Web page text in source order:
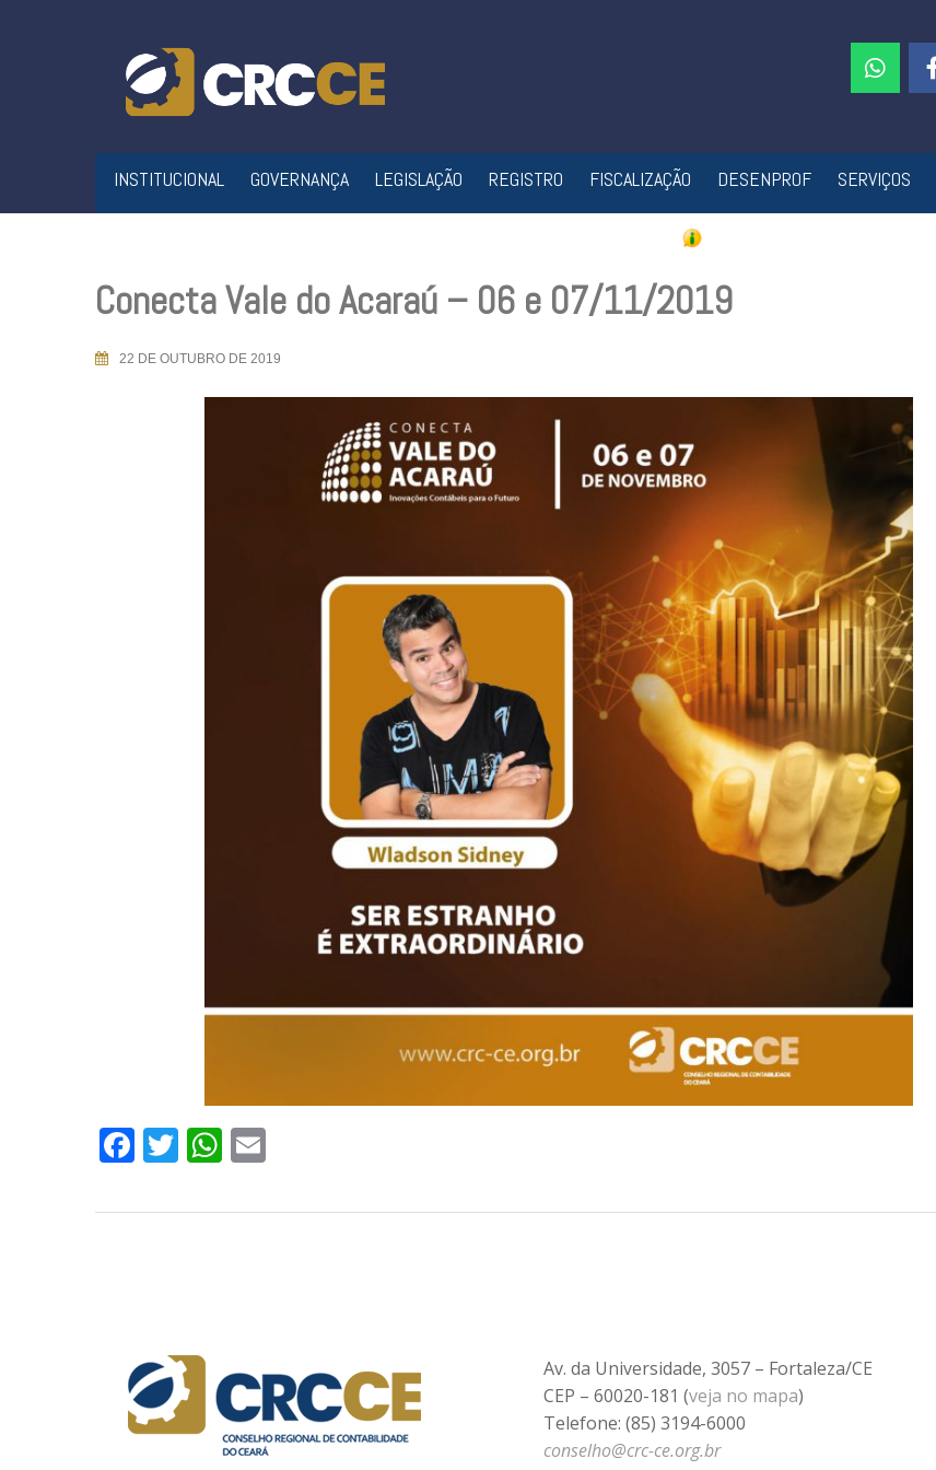
INSTITUCIONAL GOVERNANÇA LEGISLAÇÃO REGISTRO FISCALIZAÇÃO DESENPROF SERVIÇOS
Conecta Vale do Acaraú – 06 e 07/11/2019
22 DE OUTUBRO DE 2019
Facebook
TwitterWhatsApp
Av. da Universidade, 3057 – Fortaleza/CE
CEP – 60020-181 (veja no mapa)
Telefone: (85) 3194-6000
conselho@crc-ce.org.br